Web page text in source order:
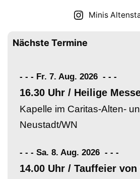
Minis
Nächste Termine
- - - Fr. 7. Aug. 2026 - - -
16.30 Uhr / Heilige
Kapelle im Caritas-Alten-
Neustadt/WN
- - - Sa. 8. Aug. 2026 - - -
14.00 Uhr / Tauffeier von